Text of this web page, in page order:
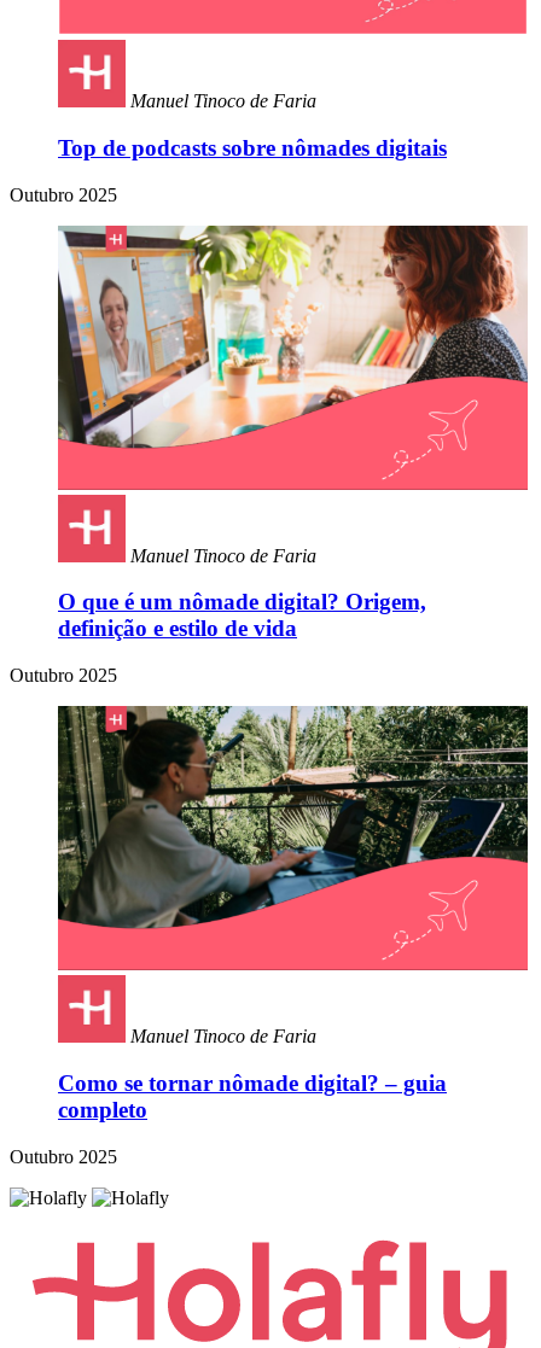
Manuel Tinoco de Faria
Top de podcasts sobre nômades digitais
Outubro 2025
Manuel Tinoco de Faria
O que é um nômade digital? Origem,
definição e estilo de vida
Outubro 2025
Manuel Tinoco de Faria
Como se tornar nômade digital? – guia
completo
Outubro 2025